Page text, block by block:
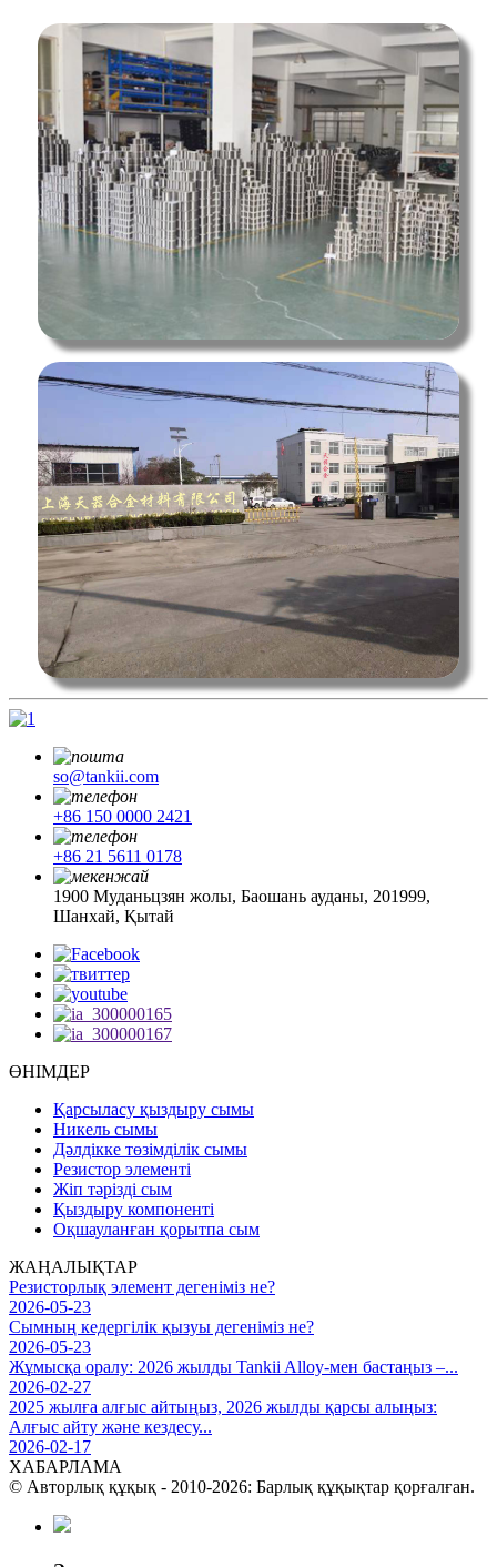
so@tankii.com
+86 150 0000 2421
+86 21 5611 0178
1900 Муданьцзян жолы, Баошань ауданы, 201999,
Шанхай, Қытай
ӨНІМДЕР
Қарсыласу қыздыру сымы
Никель сымы
Дәлдікке төзімділік сымы
Резистор элементі
Жіп тәрізді сым
Қыздыру компоненті
Оқшауланған қорытпа сым
ЖАҢАЛЫҚТАР
Резисторлық элемент дегеніміз не?
2026-05-23
Сымның кедергілік қызуы дегеніміз не?
2026-05-23
Жұмысқа оралу: 2026 жылды Tankii Alloy-мен бастаңыз –...
2026-02-27
2025 жылға алғыс айтыңыз, 2026 жылды қарсы алыңыз:
Алғыс айту және кездесу...
2026-02-17
ХАБАРЛАМА
© Авторлық құқық - 2010-2026: Барлық құқықтар қорғалған.